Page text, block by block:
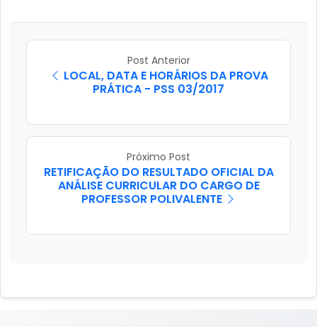
Post Anterior
LOCAL, DATA E HORÁRIOS DA PROVA
PRÁTICA - PSS 03/2017
Próximo Post
RETIFICAÇÃO DO RESULTADO OFICIAL DA
ANÁLISE CURRICULAR DO CARGO DE
PROFESSOR POLIVALENTE